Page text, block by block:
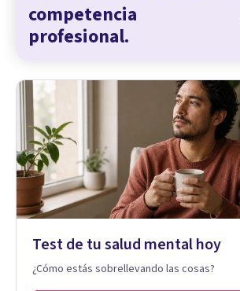
competencia
profesional.
Test de tu salud mental hoy
¿Cómo estás sobrellevando las cosas?